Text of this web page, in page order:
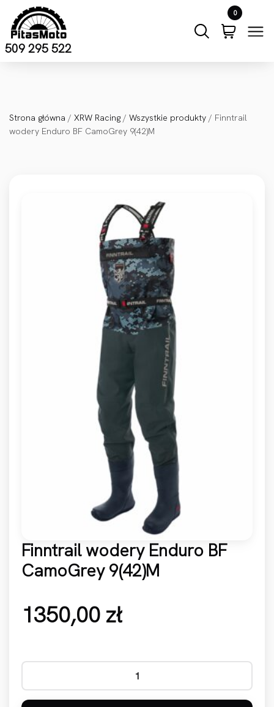
Przejdź do treści
509 295 522
0
Strona główna / XRW Racing / Wszystkie produkty / Finntrail
wodery Enduro BF CamoGrey 9(42)M
Finntrail wodery Enduro BF
CamoGrey 9(42)M
1350,00 zł
ilość Finntrail wodery Enduro BF CamoGrey 9(42)M